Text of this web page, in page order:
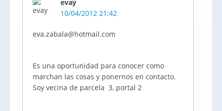
evay
10/04/2012 21:42
eva.zabala@hotmail.com
Es una oportunidad para conocer como
marchan las cosas y ponernos en contacto.
Soy vecina de parcela 3, portal 2